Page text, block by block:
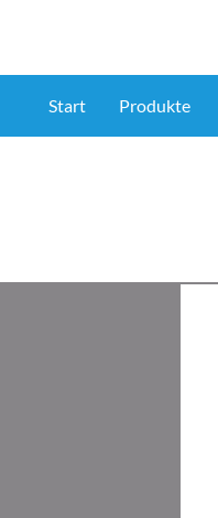
Start Produkte